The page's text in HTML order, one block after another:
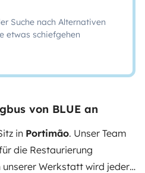
Suche nach Alternativen
etwas schiefgehen
von BLUE an
in Portimão. Unser Team
die Restaurierung
unserer Werkstatt wird jeder